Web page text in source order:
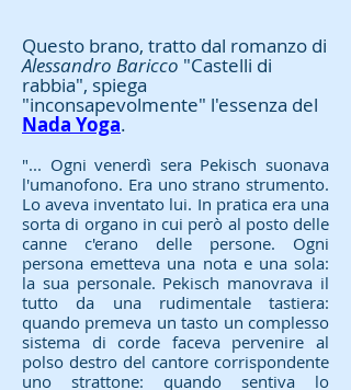
Questo brano, tratto dal romanzo di
Alessandro Baricco "Castelli di
rabbia", spiega
"inconsapevolmente" l'essenza del
Nada Yoga.
"... Ogni venerdì sera Pekisch suonava
l'umanofono. Era uno strano strumento.
Lo aveva inventato lui. In pratica era una
sorta di organo in cui però al posto delle
canne c'erano delle persone. Ogni
persona emetteva una nota e una sola:
la sua personale. Pekisch manovrava il
tutto da una rudimentale tastiera:
quando premeva un tasto un complesso
sistema di corde faceva pervenire al
polso destro del cantore corrispondente
uno strattone: quando sentiva lo